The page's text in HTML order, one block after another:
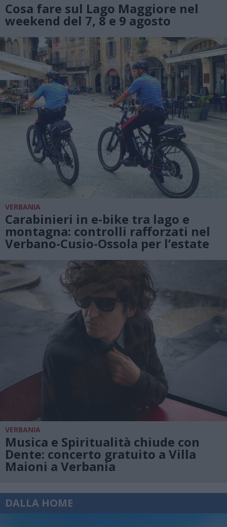
Cosa fare sul Lago Maggiore nel
weekend del 7, 8 e 9 agosto
VERBANIA
Carabinieri in e-bike tra lago e
montagna: controlli rafforzati nel
Verbano-Cusio-Ossola per l’estate
VERBANIA
Musica e Spiritualità chiude con
Dente: concerto gratuito a Villa
Maioni a Verbania
DALLA HOME